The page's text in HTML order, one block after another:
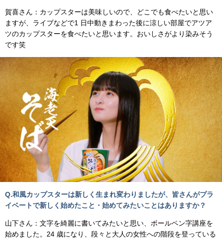
賀喜さん：カップスターは美味しいので、どこでも食べたいと思い
ますが、ライブなどで1 日中動きまわった後に涼しい部屋でアツア
ツのカップスターを食べたいと思います。おいしさがより染みそう
です笑
Q.和風カップスターは新しく生まれ変わりましたが、皆さんがプラ
イベートで新しく始めたこと・始めてみたいことはありますか？
山下さん：文字を綺麗に書いてみたいと思い、ボールペン字講座を
始めました。24 歳になり、段々と大人の女性への階段を登っている